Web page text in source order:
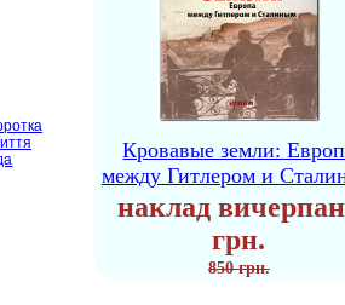
Кровавые земли:
между Гитлером и
наклад
грн.
850 грн.